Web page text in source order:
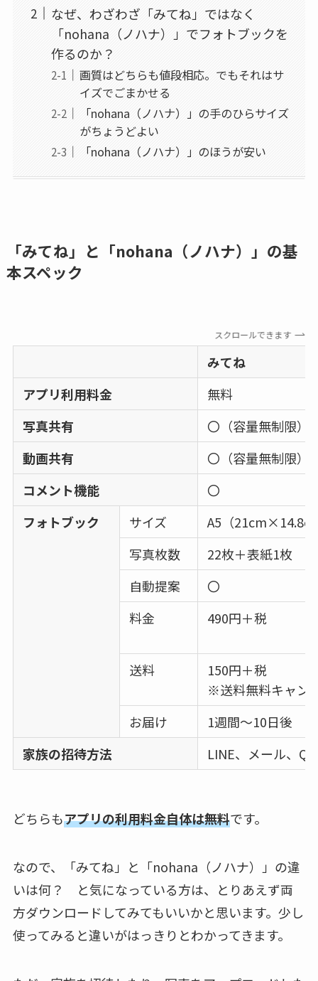
なぜ、わざわざ「みてね」ではなく
「nohana（ノハナ）」でフォトブックを
作るのか？
画質はどちらも値段相応。でもそれはサ
イズでごまかせる
「nohana（ノハナ）」の手のひらサイズ
がちょうどよい
「nohana（ノハナ）」のほうが安い
「みてね」と「nohana（ノハナ）」の基
本スペック
スクロールできます
みてね
アプリ利用料金
無料
写真共有
〇（容量無制限）
動画共有
〇（容量無制限）
コメント機能
〇
フォトブック
サイズ
A5（
写真枚数
22枚＋表紙1枚
自動提案
〇
料金
490円＋税
送料
150円＋税
※送料無料キャン
お届け
1週間～10日後
家族の招待方法
LINE、メール、
どちらもアプリの利用料金自体は無料です。
なので、「みてね」と「nohana（ノハナ）」の違
いは何？ と気になっている方は、とりあえず両
方ダウンロードしてみてもいいかと思います。少し
使ってみると違いがはっきりとわかってきます。